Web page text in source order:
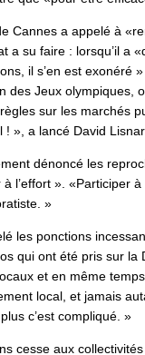
Cannes a appelé à
a su faire : lorsqu’il a
il s’en est exonéré
des Jeux olympiques,
sur les marchés
», a lancé David
dénoncé les
l’effort ». «Participer
»
les ponctions
qui ont été pris sur
et en même
local, et jamais
c’est compliqué. »
cesse aux